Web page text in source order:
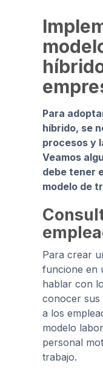
Para
híbrido, se
procesos y
Veamos
debe tener
modelo de
Para crear
funcione en
hablar con
conocer sus
a los
modelo
personal
trabajo.